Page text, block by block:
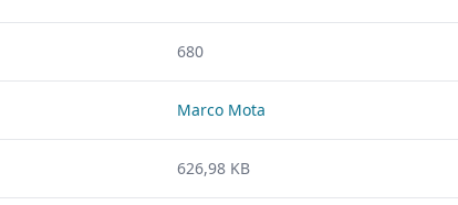
680
Marco Mota
626,98 KB